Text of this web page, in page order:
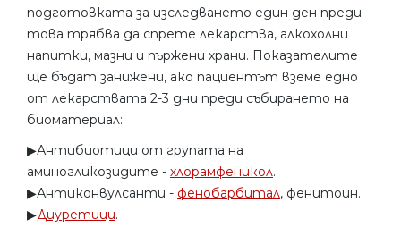
подготовката за изследването един ден преди
това трябва да спрете лекарства, алкохолни
напитки, мазни и пържени храни. Показателите
ще бъдат занижени, ако пациентът вземе едно
от лекарствата 2-3 дни преди събирането на
биоматериал:
▶︎Антибиотици от групата на
аминогликозидите - хлорамфеникол.
▶︎Антиконвулсанти - фенобарбитал, фенитоин.
▶︎Диуретици.